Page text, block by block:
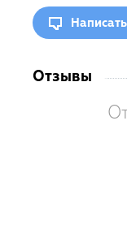
Отзывы